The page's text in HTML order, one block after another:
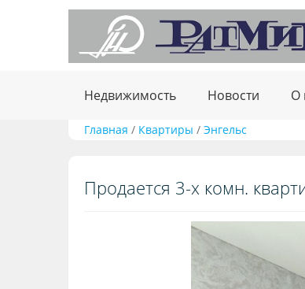
Недвижимость Новости О
Главная / Квартиры / Энгельс
Продается 3-х комн.